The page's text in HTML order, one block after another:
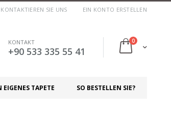
KONTAKTIEREN SIE UNS EIN KONTO ERSTELLEN
Cart
0Artikel
KONTAKT
+90 533 335 55 41
SO BESTELLEN SIE?
EIGENES TAPETE